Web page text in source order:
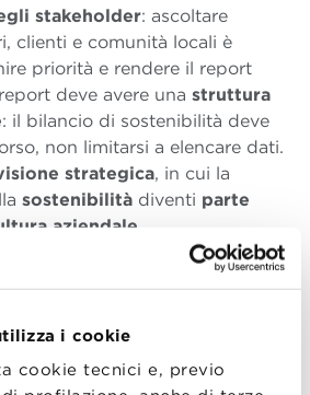
i cookie
cookie tecnici e, previo
stakeholder: ascoltare
clienti e comunità locali è
priorità e rendere il report
deve avere una struttura
: il bilancio di sostenibilità deve
non limitarsi a elencare dati.
strategica, in cui la
sostenibilità diventi parte
aziendale
può essere efficace senza un
dei vertici aziendali. Il
una nuova
per integrare la sostenibilità